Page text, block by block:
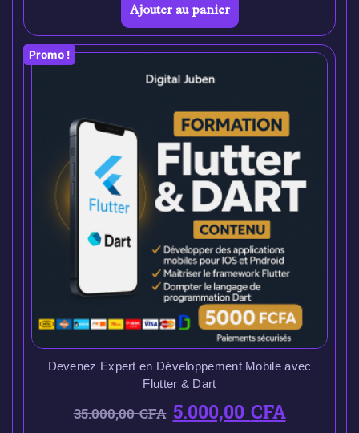
Ajouter au panier
Promo !
Devenez Expert en Développement Mobile avec
Flutter & Dart
35.000,00CFA 5.000,00CFA